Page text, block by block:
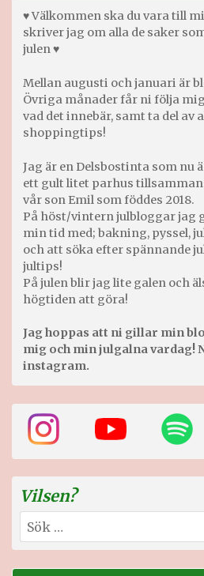
♥ Välkommen ska du vara till
skriver jag om alla de saker
julen ♥
Mellan augusti och januari är
Övriga månader får ni följa
vad det innebär, samt ta del av
shoppingtips!
Jag är en Delsbostinta som nu
ett gult litet parhus
vår son Emil som föddes 2018.
På höst/vintern julbloggar jag
min tid med; bakning, pyssel,
och att söka efter spännande
jultips!
På julen blir jag lite galen och
högtiden att göra!
Jag hoppas att ni gillar min
mig och min julgalna vardag!
instagram.
Vilsen?
Sök
efter: